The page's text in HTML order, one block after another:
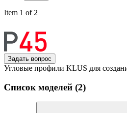
Item 1 of 2
Задать вопрос
Угловые профили KLUS для
Список моделей (2)